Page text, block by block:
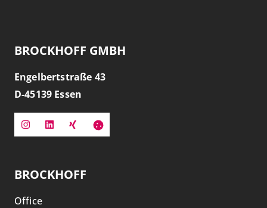
BROCKHOFF GMBH
Engelbertstraße 43
D-45139 Essen
BROCKHOFF
Office